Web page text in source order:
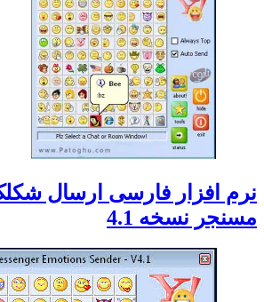
نرم افزار فارسی ارسال
مسنجر نسخه 4.1